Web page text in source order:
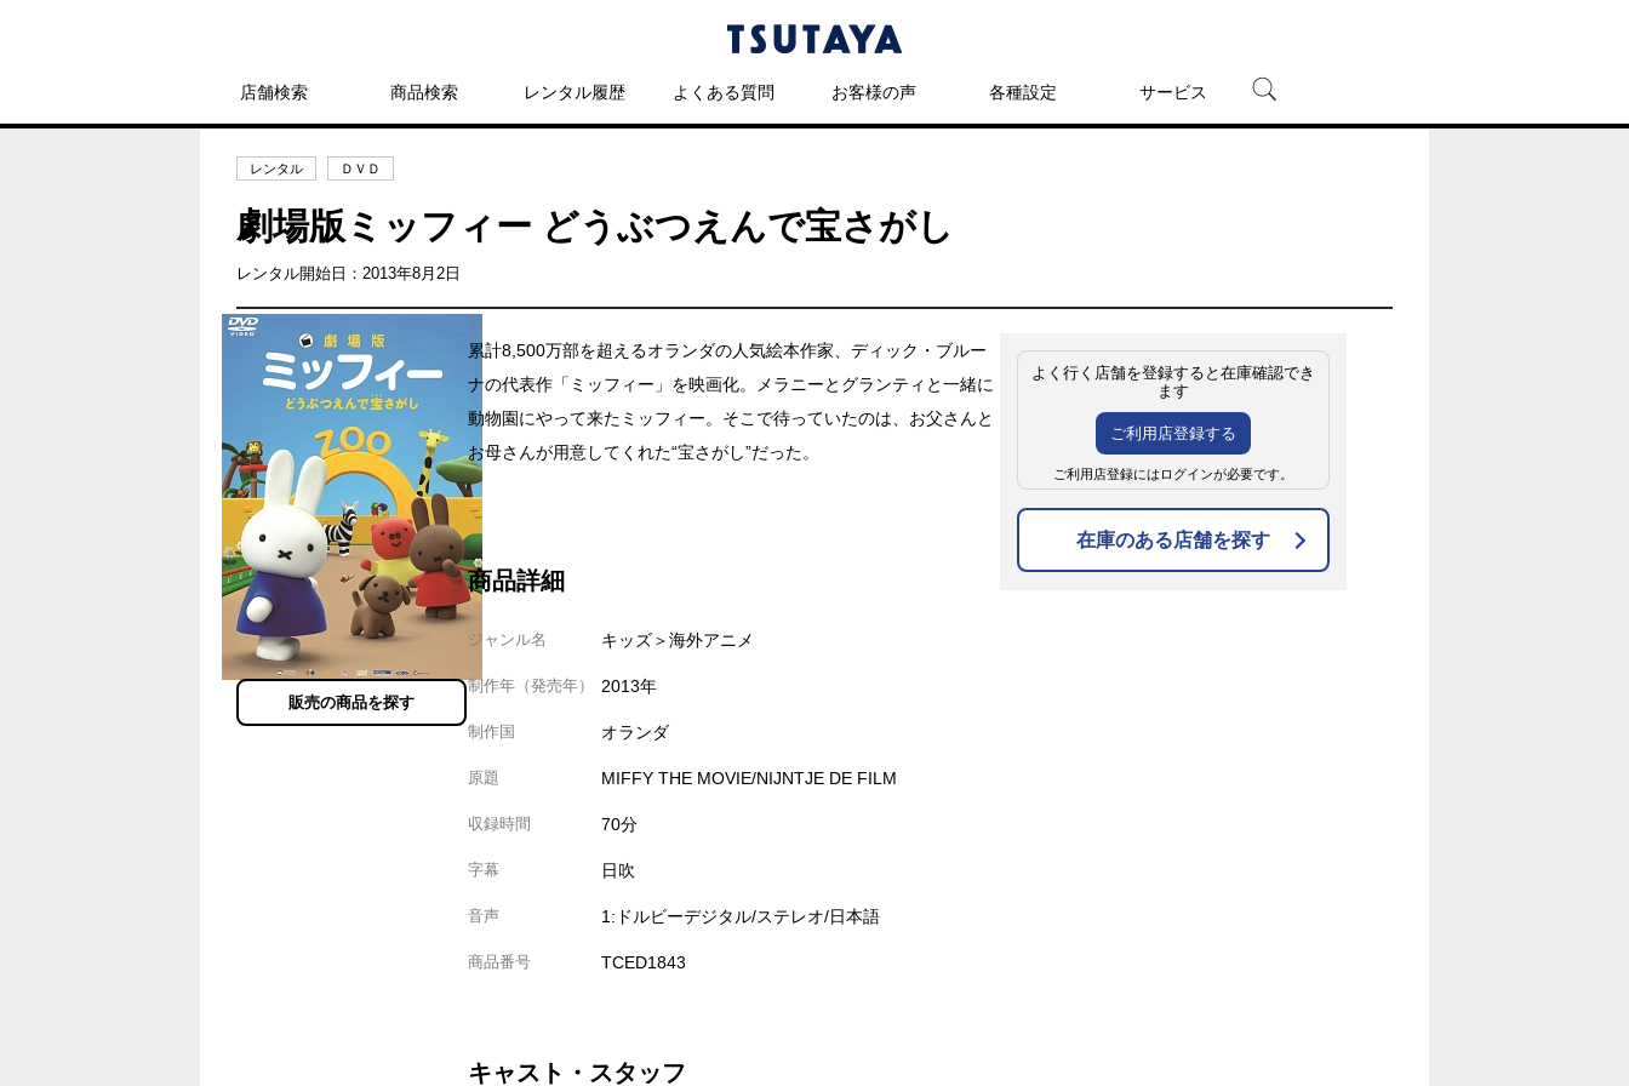
店舗検索 商品検索 レンタル履歴 よくある質問 お客様の声 各種設定 サービス
レンタル ＤＶＤ
劇場版ミッフィー どうぶつえんで宝さがし
レンタル開始日：2013年8月2日
販売の商品を探す
累計8,500万部を超えるオランダの人気絵本作家、ディック・ブルー
ナの代表作「ミッフィー」を映画化。メラニーとグランティと一緒に
動物園にやって来たミッフィー。そこで待っていたのは、お父さんと
お母さんが用意してくれた“宝さがし”だった。
商品詳細
ジャンル名 キッズ＞海外アニメ
制作年（発売年） 2013年
制作国 オランダ
原題 MIFFY THE MOVIE/NIJNTJE DE FILM
収録時間 70分
字幕 日吹
音声 1:ドルビーデジタル/ステレオ/日本語
商品番号 TCED1843
キャスト・スタッフ
よく行く店舗を登録すると在庫確認でき
ます
ご利用店登録する
ご利用店登録にはログインが必要です。
在庫のある店舗を探す